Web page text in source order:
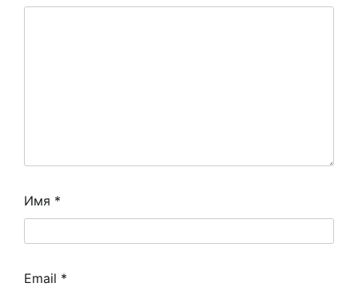
Имя *
Email *